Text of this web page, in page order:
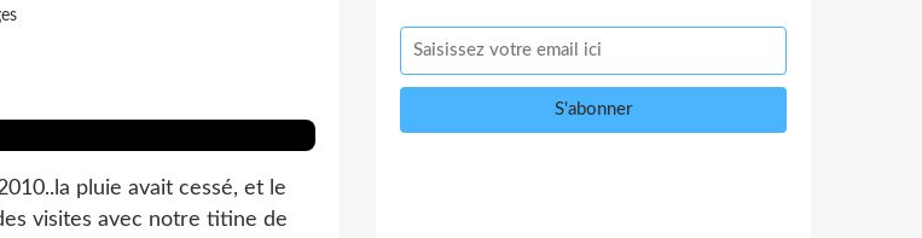
pluie avait cessé, et le
visites avec notre titine de